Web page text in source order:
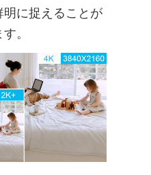
に捉えることが
。